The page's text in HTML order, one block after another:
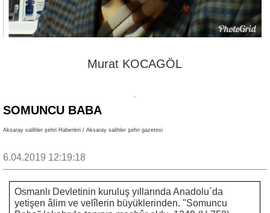
Murat KOCAGÖL
SOMUNCU BABA
Aksaray salihler şehri Haberleri / Aksaray salihler şehri gazetesi
6.04.2019 12:19:18
Osmanlı Devletinin kuruluş yıllarında Anadolu´da
yetişen âlim ve velîlerin büyüklerinden. "Somuncu